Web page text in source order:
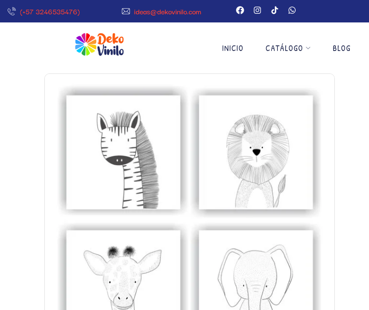
(+57 3246535476) ideas@dekovinilo.com
INICIO CATÁLOGO BLOG